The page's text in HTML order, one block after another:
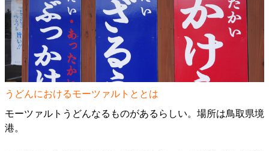
うどんにおけるモーツァルトととは
モーツァルトうどんなるものがあるらしい。場所は鳥取県境
港。